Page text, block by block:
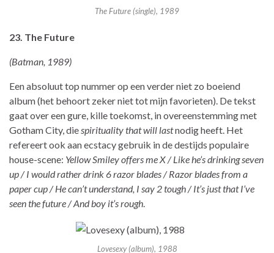
The Future (single), 1989
23. The Future
(Batman, 1989)
Een absoluut top nummer op een verder niet zo boeiend
album (het behoort zeker niet tot mijn favorieten). De tekst
gaat over een gure, kille toekomst, in overeenstemming met
Gotham City, diespirituality that will lastnodig heeft. Het
refereert ook aan ecstacy gebruik in de destijds populaire
house-scene: Yellow Smiley offers me X / Like he’s drinking seven
up / I would rather drink 6 razor blades / Razor blades from a
paper cup / He can’t understand, I say 2 tough / It’s just that I’ve
seen the future / And boy it’s rough.
Lovesexy (album), 1988